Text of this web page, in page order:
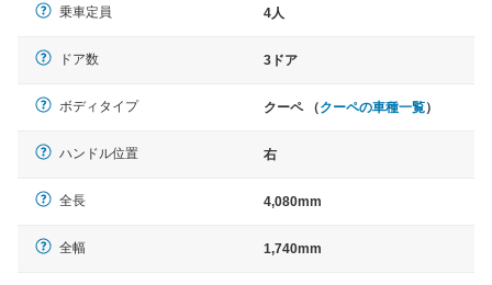
乗車定員 4人
ドア数 3ドア
ボディタイプ クーペ （クーペの車種一覧）
ハンドル位置 右
全長 4,080mm
全幅 1,740mm